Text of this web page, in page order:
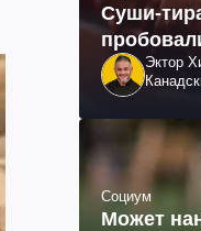
Суши-
Эктор
Социум
Может